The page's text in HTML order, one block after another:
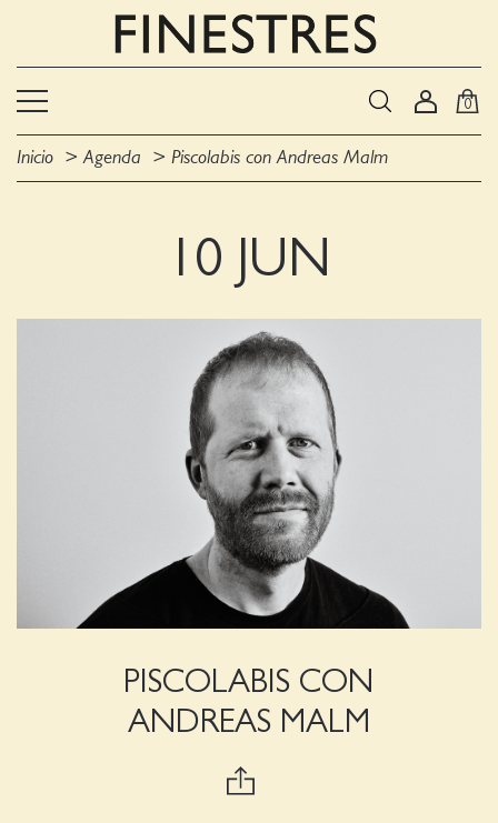
0
Inicio Agenda Piscolabis con Andreas Malm
10 JUN
PISCOLABIS CON
ANDREAS MALM